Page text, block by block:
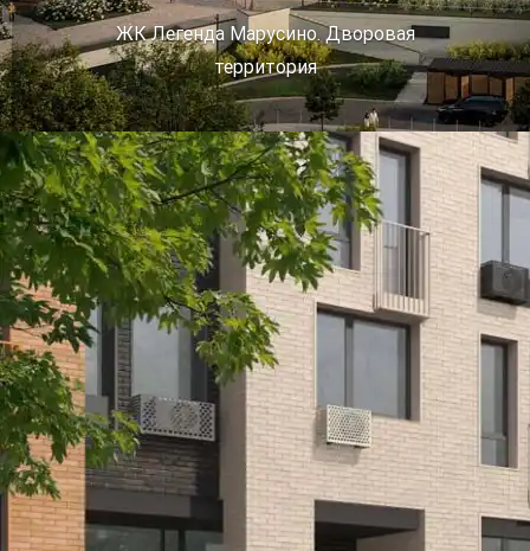
ЖК Легенда Марусино. Дворовая
территория